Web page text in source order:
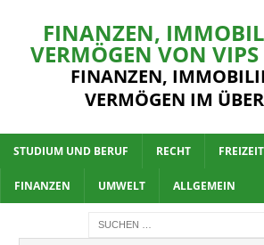
FINANZEN,
VERMÖGEN VON
FINANZEN,
VERMÖGEN IM
STUDIUM UND BERUF RECHT FREIZEIT
FINANZEN UMWELT ALLGEMEIN